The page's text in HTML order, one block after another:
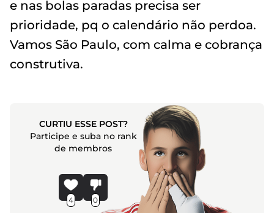
e nas bolas paradas precisa ser
prioridade, pq o calendário não perdoa.
Vamos São Paulo, com calma e cobrança
construtiva.
CURTIU ESSE POST?
Participe e suba no rank
de membros
4 0